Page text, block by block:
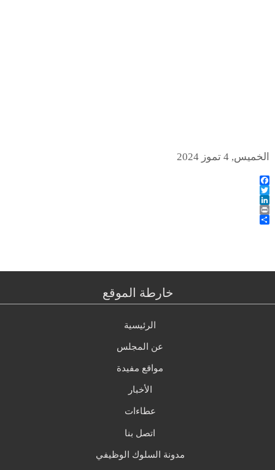
خارطة الموقع
مدونة السلوك الوظيفي